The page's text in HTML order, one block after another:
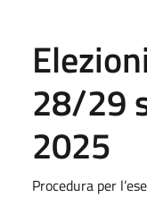
28/29
2025
Procedura per